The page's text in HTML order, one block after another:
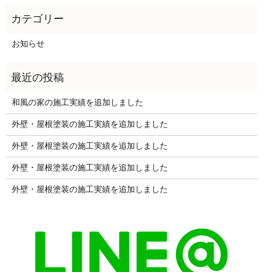
お知らせ
和風の家の施工実績を追加しました
外壁・屋根塗装の施工実績を追加しました
外壁・屋根塗装の施工実績を追加しました
外壁・屋根塗装の施工実績を追加しました
外壁・屋根塗装の施工実績を追加しました